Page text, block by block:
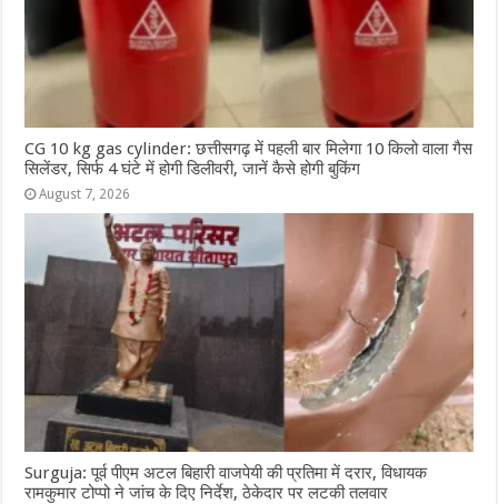
CG 10 kg gas cylinder: छत्तीसगढ़ में पहली बार मिलेगा 10 किलो वाला गैस
सिलेंडर, सिर्फ 4 घंटे में होगी डिलीवरी, जानें कैसे होगी बुकिंग
August 7, 2026
Surguja: पूर्व पीएम अटल बिहारी वाजपेयी की प्रतिमा में दरार, विधायक
रामकुमार टोप्पो ने जांच के दिए निर्देश, ठेकेदार पर लटकी तलवार